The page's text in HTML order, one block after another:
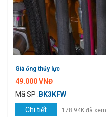
Giá ống thủy lực
49.000 VNĐ
Mã SP : BK3KFW
Chi tiết
178.94K đã xem